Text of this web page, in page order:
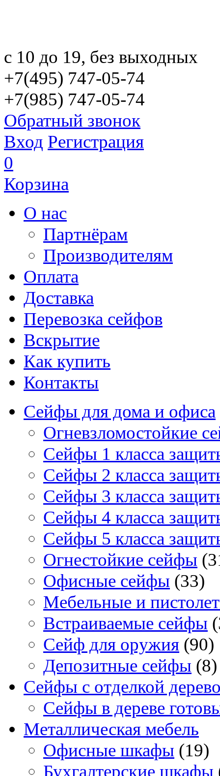
с 10 до 19, без выходных
+7(495) 747-05-74
+7(985) 747-05-74
Обратный звонок
Вход Регистрация
0
Корзина
О нас
Партнёрам
Производителям
Оплата
Доставка
Перевозка сейфов
Вскрытие
Как купить
Контакты
Сейфы для дома и офиса
Огневзломостойкие
Сейфы 1 класса
Сейфы 2 класса
Сейфы 3 класса
Сейфы 4 класса
Сейфы 5 класса
Огнестойкие сейфы
Офисные сейфы (33)
Мебельные и
Встраиваемые сейфы
Сейф для оружия (90)
Депозитные сейфы (8)
Сейфы с отделкой
Сейфы в дереве
Металлическая мебель
Офисные шкафы (19)
Бухгалтерские шкафы